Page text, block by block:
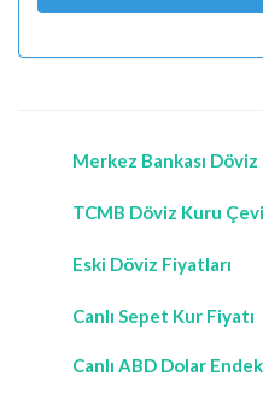
Merkez Bankası Döviz
TCMB Döviz Kuru
Eski Döviz Fiyatları
Canlı Sepet Kur Fiyatı
Canlı ABD Dolar